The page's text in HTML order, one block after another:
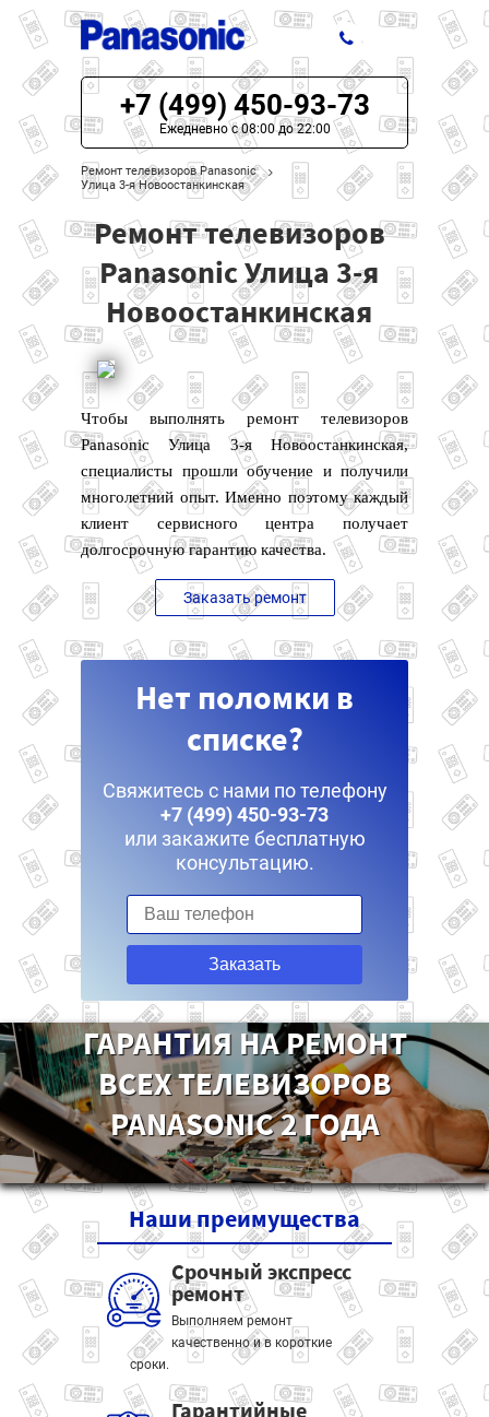
ЦЕНЫ НА РЕМОНТ
О СЕРВИСЕ
МОДЕЛИ PANASONIC
НАШИ КОНТАКТЫ
+7 (499) 450-93-73
Ежедневно с 08:00 до 22:00
Ремонт телевизоров Panasonic
Улица 3-я Новоостанкинская
Ремонт телевизоров
Panasonic Улица 3-я
Новоостанкинская
Чтобы выполнять ремонт телевизоров
Panasonic Улица 3-я Новоостанкинская,
специалисты прошли обучение и получили
многолетний опыт. Именно поэтому каждый
клиент сервисного центра получает
долгосрочную гарантию качества.
Заказать ремонт
Нет поломки в
списке?
Свяжитесь с нами по телефону
+7 (499) 450-93-73
или закажите бесплатную
консультацию.
Заказать
ГАРАНТИЯ НА РЕМОНТ
ВСЕХ ТЕЛЕВИЗОРОВ
PANASONIC 2 ГОДА
Нашипреимущества
Срочный экспресс
ремонт
Выполняем ремонт
качественно и в короткие
сроки.
Гарантийные